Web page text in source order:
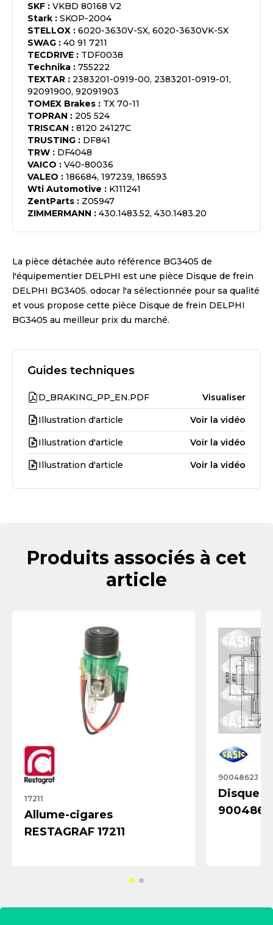
SKF : VKBD 80168 V2
Stark : SKOP-2004
STELLOX : 6020-3630V-SX, 6020-3630VK-SX
SWAG : 40 91 7211
TECDRIVE : TDF0038
Technika : 755222
TEXTAR : 2383201-0919-00, 2383201-0919-01,
92091900, 92091903
TOMEX Brakes : TX 70-11
TOPRAN : 205 524
TRISCAN : 8120 24127C
TRUSTING : DF841
TRW : DF4048
VAICO : V40-80036
VALEO : 186684, 197239, 186593
Wti Automotive : K111241
ZentParts : Z05947
ZIMMERMANN : 430.1483.52, 430.1483.20
La pièce détachée auto référence BG3405 de
l'équipementier DELPHI est une pièce Disque de frein
DELPHI BG3405. odocar l'a sélectionnée pour sa qualité
et vous propose cette pièce Disque de frein DELPHI
BG3405 au meilleur prix du marché.
Guides techniques
D_BRAKING_PP_EN.PDF Visualiser
Illustration d'article Voir la vidéo
Illustration d'article Voir la vidéo
Illustration d'article Voir la vidéo
Produits associés à cet
article
17211
Allume-cigares
RESTAGRAF 17211
9004862J
Disque